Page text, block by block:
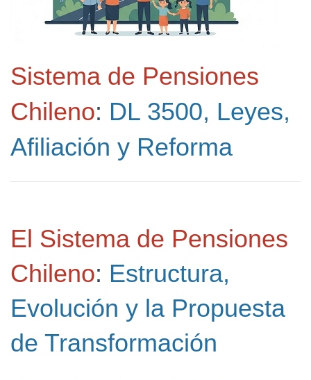
Sistema de Pensiones
Chileno: DL 3500, Leyes,
Afiliación y Reforma
El Sistema de Pensiones
Chileno: Estructura,
Evolución y la Propuesta
de Transformación